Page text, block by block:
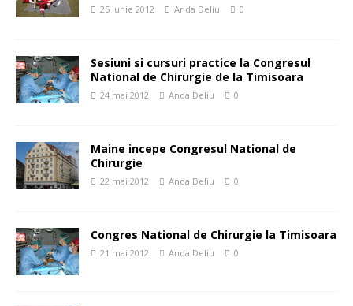
25 iunie 2012 Anda Deliu 0
Sesiuni si cursuri practice la Congresul
National de Chirurgie de la Timisoara
24 mai 2012 Anda Deliu 0
Maine incepe Congresul National de
Chirurgie
22 mai 2012 Anda Deliu 0
Congres National de Chirurgie la Timisoara
21 mai 2012 Anda Deliu 0